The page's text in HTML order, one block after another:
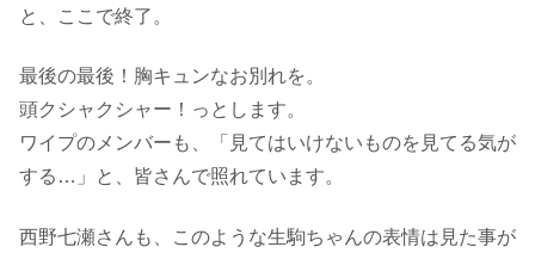
と、ここで終了。
最後の最後！胸キュンなお別れを。
頭クシャクシャー！っとします。
ワイプのメンバーも、「見てはいけないものを見てる気が
する…」と、皆さんで照れています。
西野七瀬さんも、このような生駒ちゃんの表情は見た事が